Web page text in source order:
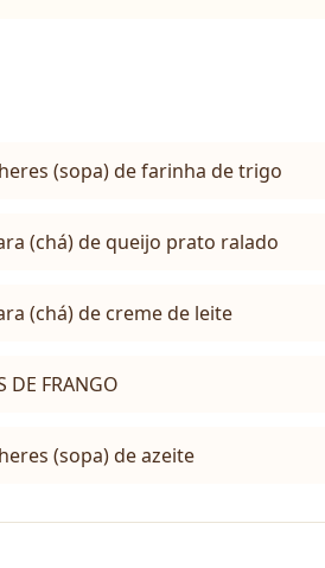
(sopa) de farinha de trigo
(chá) de queijo prato ralado
(chá) de creme de leite
DE FRANGO
(sopa) de azeite